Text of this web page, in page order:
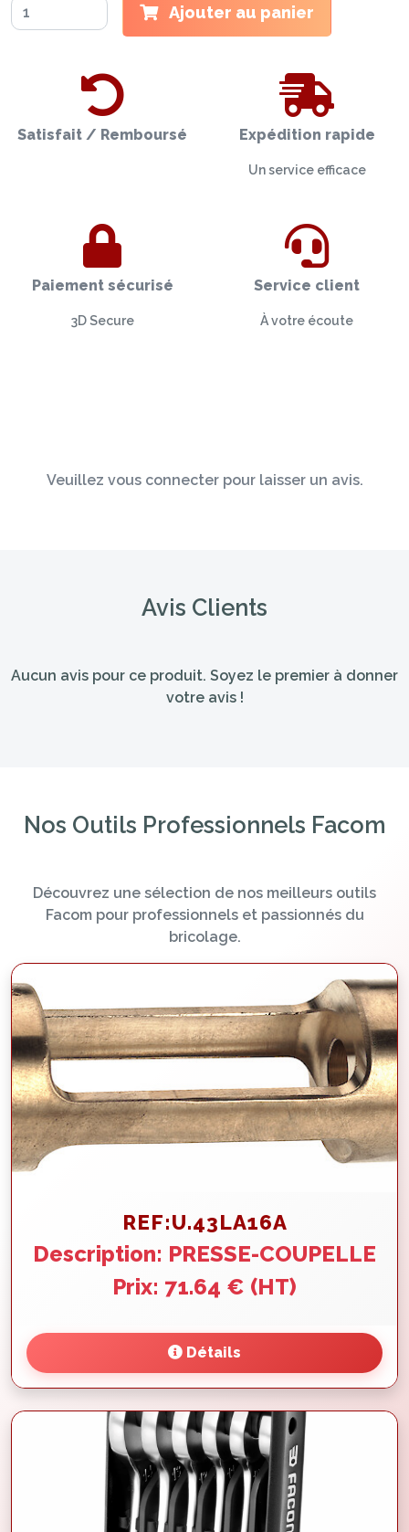
Ajouter au panier
Satisfait / Remboursé Expédition rapide
Un service efficace
Paiement sécurisé
3D Secure
Service client
À votre écoute
Veuillez vous connecter pour laisser un avis.
Avis Clients
Aucun avis pour ce produit. Soyez le premier à donner
votre avis !
Nos Outils Professionnels Facom
Découvrez une sélection de nos meilleurs outils
Facom pour professionnels et passionnés du
bricolage.
REF:U.43LA16A
Description: PRESSE-COUPELLE
Prix: 71.64 € (HT)
Détails